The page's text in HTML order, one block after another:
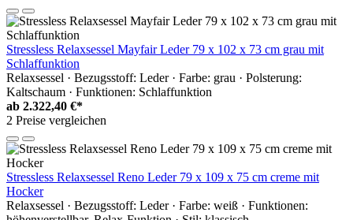
Stressless Relaxsessel Mayfair Leder 79 x 102 x 73 cm grau mit
Schlaffunktion
Relaxsessel · Bezugsstoff: Leder · Farbe: grau · Polsterung:
Kaltschaum · Funktionen: Schlaffunktion
ab 2.322,40 €*
2 Preise vergleichen
Stressless Relaxsessel Reno Leder 79 x 109 x 75 cm creme mit
Hocker
Relaxsessel · Bezugsstoff: Leder · Farbe: weiß · Funktionen: